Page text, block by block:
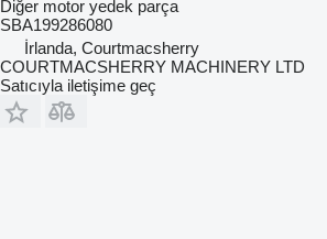
Diğer motor yedek parça
SBA199286080
İrlanda, Courtmacsherry
COURTMACSHERRY MACHINERY LTD
Satıcıyla iletişime geç